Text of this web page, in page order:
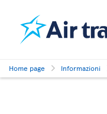
Home page Informazioni